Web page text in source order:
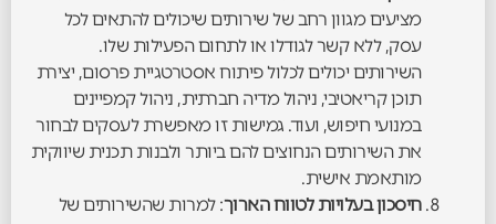
מציעים מגוון רחב של שירותים שיכולים להתאים לכל
עסק, ללא קשר לגודלו או לתחום הפעילות שלו.
השירותים יכולים לכלול פיתוח אסטרטגיית פרסום, יצירת
תוכן קריאטיבי, ניהול מדיה חברתית, ניהול קמפיינים
במנועי חיפוש, ועוד. גמישות זו מאפשרת לעסקים לבחור
את השירותים הנחוצים להם ביותר ולבנות תכנית שיווקית
מותאמת אישית.
חיסכון בעלויות לטווח הארוך: למרות שהשירותים של